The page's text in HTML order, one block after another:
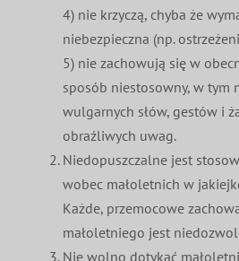
4) nie krzyczą, chyba że
niebezpieczna (np.
5) nie zachowują się w
sposób niestosowny, w tym
wulgarnych słów, gestów i
obraźliwych uwag.
Niedopuszczalne jest
wobec małoletnich w
Każde, przemocowe
małoletniego jest
Nie wolno dotykać